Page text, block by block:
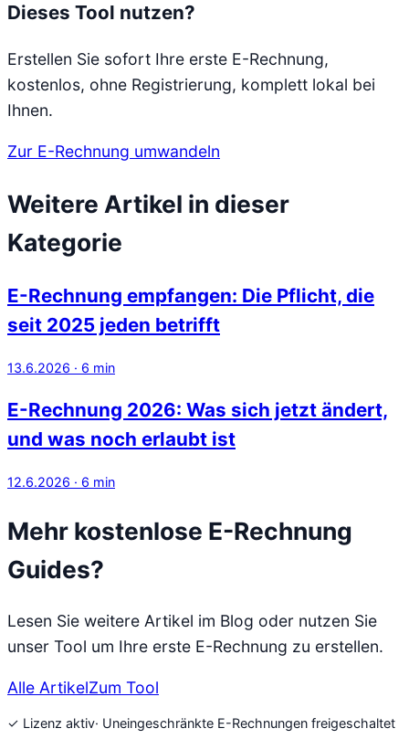
Dieses Tool nutzen?
Erstellen Sie sofort Ihre erste E-Rechnung,
kostenlos, ohne Registrierung, komplett lokal bei
Ihnen.
Zur E-Rechnung umwandeln
Weitere Artikel in dieser
Kategorie
E-Rechnung empfangen: Die Pflicht, die
seit 2025 jeden betrifft
13.6.2026 · 6 min
E-Rechnung 2026: Was sich jetzt ändert,
und was noch erlaubt ist
12.6.2026 · 6 min
Mehr kostenlose E-Rechnung
Guides?
Lesen Sie weitere Artikel im Blog oder nutzen Sie
unser Tool um Ihre erste E-Rechnung zu erstellen.
Alle ArtikelZum Tool
✓ Lizenz aktiv· Uneingeschränkte E-Rechnungen freigeschaltet